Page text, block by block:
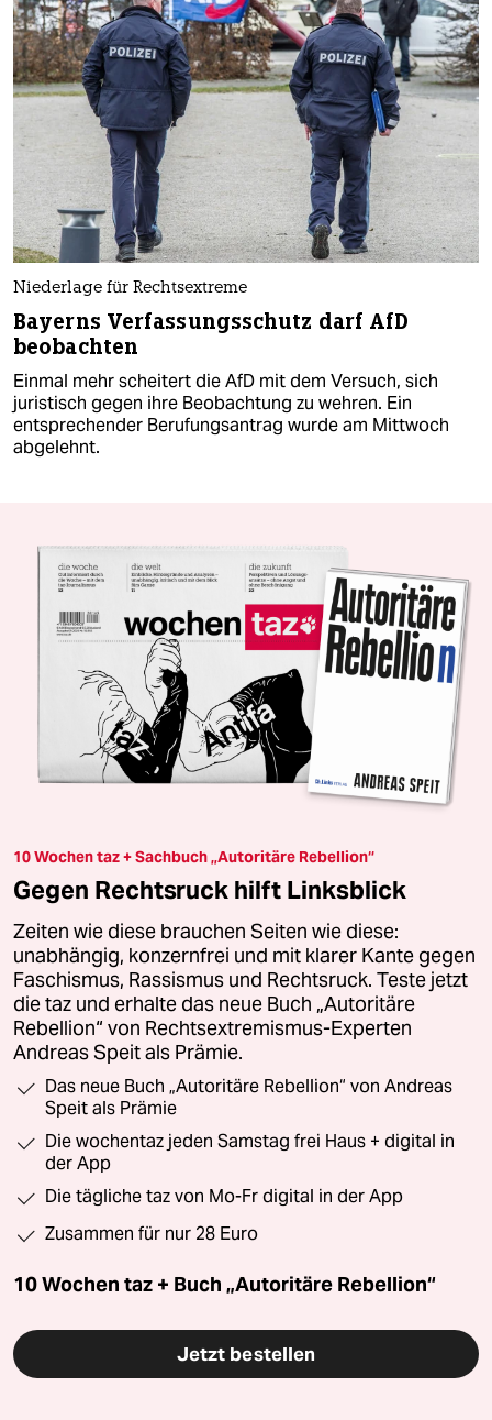
Niederlage für Rechtsextreme
Bayerns Verfassungsschutz darf AfD
beobachten
Einmal mehr scheitert die AfD mit dem Versuch, sich
juristisch gegen ihre Beobachtung zu wehren. Ein
entsprechender Berufungsantrag wurde am Mittwoch
abgelehnt.
10 Wochen taz + Sachbuch „Autoritäre Rebellion“
Gegen Rechtsruck hilft Linksblick
Zeiten wie diese brauchen Seiten wie diese:
unabhängig, konzernfrei und mit klarer Kante gegen
Faschismus, Rassismus und Rechtsruck. Teste jetzt
die taz und erhalte das neue Buch „Autoritäre
Rebellion“ von Rechtsextremismus-Experten
Andreas Speit als Prämie.
Das neue Buch „Autoritäre Rebellion“ von Andreas
Speit als Prämie
Die wochentaz jeden Samstag frei Haus + digital in
der App
Die tägliche taz von Mo-Fr digital in der App
Zusammen für nur 28 Euro
10 Wochen taz + Buch „Autoritäre Rebellion“
Jetzt bestellen